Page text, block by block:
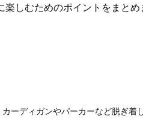
しむためのポイントをまとめ
ーディガンやパーカーなど脱ぎ着